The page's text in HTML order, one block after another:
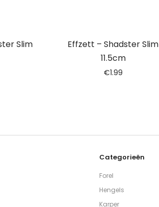
Slim
Effzett – Shadster Slim
11.5cm
€1.99
Categorieën
Forel
Hengels
Karper